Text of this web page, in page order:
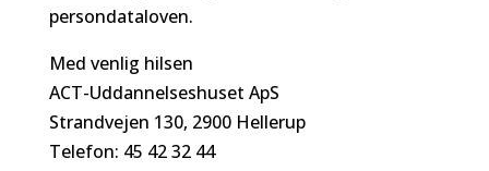
persondataloven.
Med venlig hilsen
ACT-Uddannelseshuset ApS
Strandvejen 130, 2900 Hellerup
Telefon: 45 42 32 44